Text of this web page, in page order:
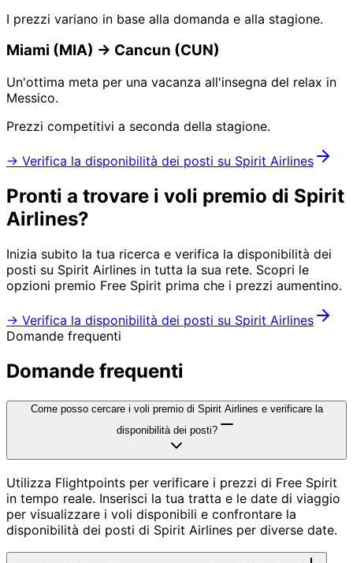
I prezzi variano in base alla domanda e alla stagione.
Miami (MIA) → Cancun (CUN)
Un'ottima meta per una vacanza all'insegna del relax in
Messico.
Prezzi competitivi a seconda della stagione.
→ Verifica la disponibilità dei posti su Spirit Airlines
Pronti a trovare i voli premio di Spirit
Airlines?
Inizia subito la tua ricerca e verifica la disponibilità dei
posti su Spirit Airlines in tutta la sua rete. Scopri le
opzioni premio Free Spirit prima che i prezzi aumentino.
→ Verifica la disponibilità dei posti su Spirit Airlines
Domande frequenti
Domande frequenti
Come posso cercare i voli premio di Spirit Airlines e verificare la
disponibilità dei posti?
Utilizza Flightpoints per verificare i prezzi di Free Spirit
in tempo reale. Inserisci la tua tratta e le date di viaggio
per visualizzare i voli disponibili e confrontare la
disponibilità dei posti di Spirit Airlines per diverse date.